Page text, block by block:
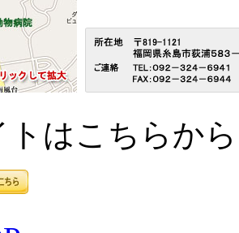
トはこちらから